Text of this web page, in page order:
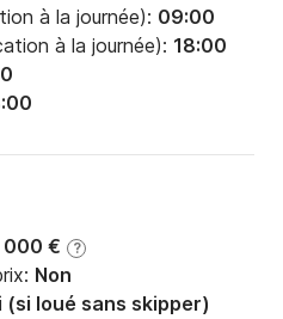
à la journée): 09:00
à la journée): 18:00
000 € ?
Non
(si loué sans skipper)